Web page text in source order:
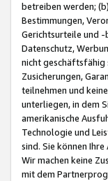
betreiben werden;
Bestimmungen,
Gerichtsurteile und -
Datenschutz,
nicht geschäftsfähig
Zusicherungen,
teilnehmen und
unterliegen, in dem
amerikanische
Technologie und
sind. Sie können
Wir machen keine
mit dem